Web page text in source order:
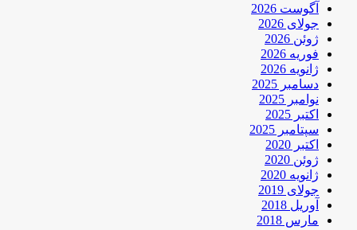
آگوست 2026
جولای 2026
ژوئن 2026
فوریه 2026
ژانویه 2026
دسامبر 2025
نوامبر 2025
اکتبر 2025
سپتامبر 2025
اکتبر 2020
ژوئن 2020
ژانویه 2020
جولای 2019
آوریل 2018
مارس 2018